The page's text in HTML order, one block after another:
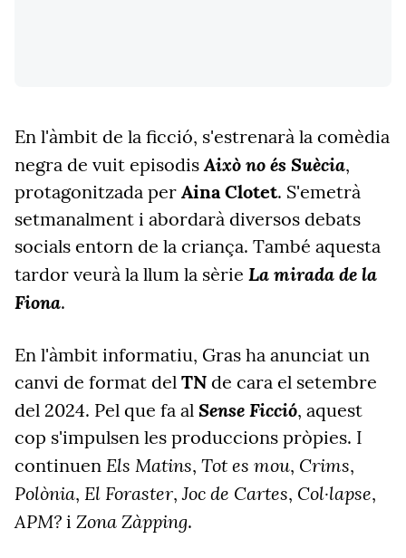
En l'àmbit de la ficció, s'estrenarà la comèdia
negra de vuit episodisAixò no és Suècia,
protagonitzada per Aina Clotet. S'emetrà
setmanalment i abordarà diversos debats
socials entorn de la criança. També aquesta
tardor veurà la llum la sèrie La mirada de la
Fiona.
En l'àmbit informatiu, Gras ha anunciat un
canvi de format del TN de cara el setembre
del 2024. Pel que fa al Sense Ficció, aquest
cop s'impulsen les produccions pròpies. I
continuen Els Matins, Tot es mou, Crims,
Polònia, El Foraster,Joc de Cartes, Col·lapse,
APM? i Zona Zàpping.